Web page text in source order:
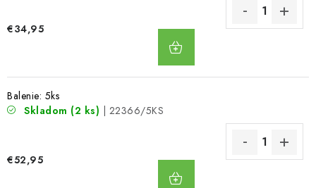
€34,95
Balenie: 5ks
Skladom (2 ks) | 22366/5KS
€52,95